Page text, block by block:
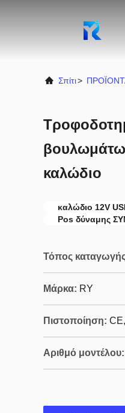
Σπίτι>
καλώδιο
καλώδιο 12V
Pos δύναμης
Τόπος
Μάρκα: RY
Πιστοποίηση:
Αριθμό μοντέλου: